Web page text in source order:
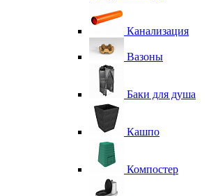
Канализация
Вазоны
Баки для душа
Кашпо
Компостер